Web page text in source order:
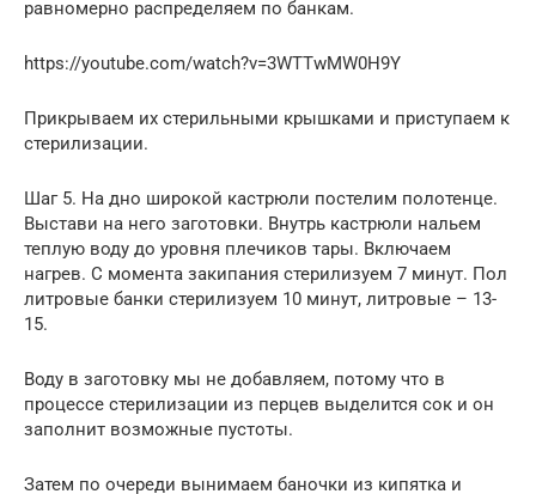
равномерно распределяем по банкам.
https://youtube.com/watch?v=3WTTwMW0H9Y
Прикрываем их стерильными крышками и приступаем к
стерилизации.
Шаг 5. На дно широкой кастрюли постелим полотенце.
Выстави на него заготовки. Внутрь кастрюли нальем
теплую воду до уровня плечиков тары. Включаем
нагрев. С момента закипания стерилизуем 7 минут. Пол
литровые банки стерилизуем 10 минут, литровые – 13-
15.
Воду в заготовку мы не добавляем, потому что в
процессе стерилизации из перцев выделится сок и он
заполнит возможные пустоты.
Затем по очереди вынимаем баночки из кипятка и